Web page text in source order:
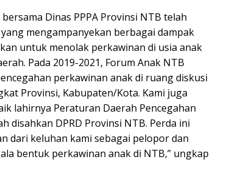
bersama Dinas PPPA Provinsi NTB telah
mengampanyekan berbagai dampak
untuk menolak perkawinan di usia anak
Pada 2019-2021, Forum Anak NTB
perkawinan anak di ruang diskusi
Provinsi, Kabupaten/Kota. Kami juga
lahirnya Peraturan Daerah Pencegahan
disahkan DPRD Provinsi NTB. Perda ini
dari keluhan kami sebagai pelopor dan
bentuk perkawinan anak di NTB,” ungkap